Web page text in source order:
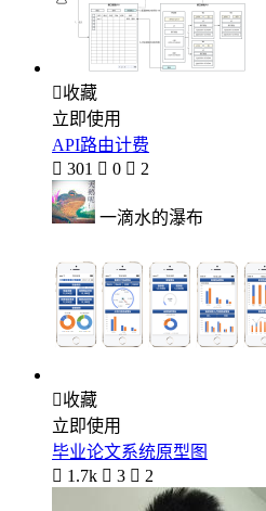
收藏
立即使用
API路由计费
 301  0  2
一滴水的瀑布
收藏
立即使用
毕业论文系统原型图
 1.7k  3  2